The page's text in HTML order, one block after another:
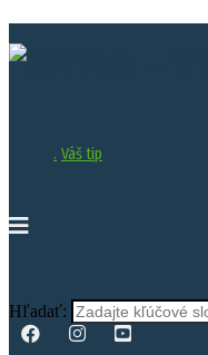
. Váš tip
Hľadať: